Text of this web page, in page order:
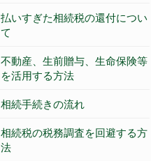
払いすぎた相続税の還付につい
て
不動産、生前贈与、生命保険等
を活用する方法
相続手続きの流れ
相続税の税務調査を回避する方
法